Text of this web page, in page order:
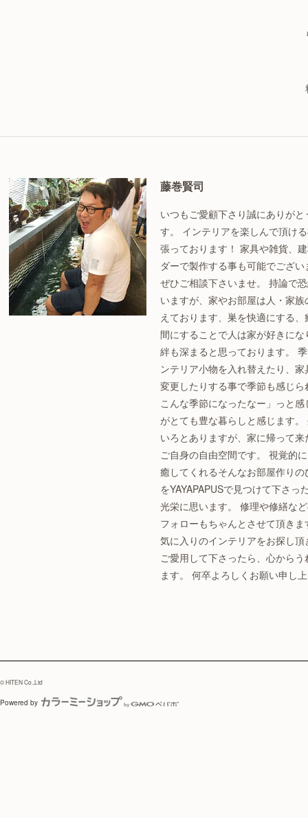
藤巻賢司
いつもご愛顧下さり誠にありがと
す。 インテリアを楽しんで頂け
張っております！ 家具や雑貨、
ダーで製作する事も可能でござ
ぜひご相談下さいませ。 持論で
いますが、家やお部屋は人・家族
えております、巣を快適にする
間にすることで人は家が好きにな
絆も深まると思っております。
ンテリア小物を入れ替えたり、
変更したりする事で季節も感じら
こんな季節になったなー」っと感
がとても豊な暮らしと感じます。
いろとありますが、家に帰って来
ご自身の自由空間です。 視覚的
癒してくれるそんなお部屋作りの
をYAYAPAPUSで見つけて下さっ
光栄に思います。 修理や修繕な
フォローもちゃんとさせて頂きま
気に入りのインテリアをお探し頂
ご愛用して下さったら、心からう
ます。 何卒よろしくお願い申し
© HITEN Co.,Ltd
Powered by